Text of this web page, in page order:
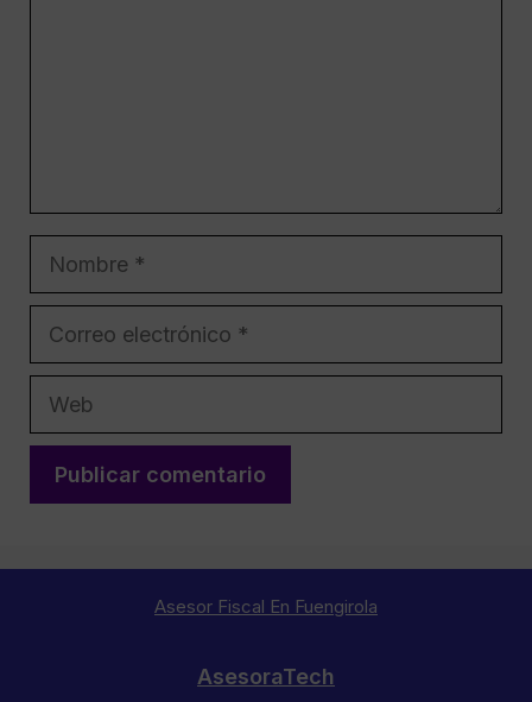
Asesor Fiscal En Fuengirola
AsesoraTech